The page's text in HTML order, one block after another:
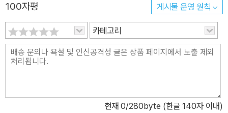
녀에겐 해질 녘 바위에서 떠나간 엄마를 기다리는 것이 하나의 의례
다. 되바라진 딸, 몽상가 아빠, 억척스러운 할머니가 엮어 가는 삶의
무늬를 보고 있으면 아릿하고 따뜻하며 툭 웃음이 비어지기도 한다.
우주에서 지구로, 지구에서 집으로, 집에서 방으로, 방에서 아이의 눈
물샘으로, 눈물샘은 다시 우주로 이어지는 무한한 공간의 확장. 그 공
을 온 우주가 껴안아 주고 도닥거려 주는 듯한 체험은 위안을 안긴다.
아빠가 방에 달아 놓은 자질구레한 구슬들이 모여 별과 우주가 되듯,
100자평 게시물 운영 원칙
카테고리
현재 0/280byte (한글 140자 이내)